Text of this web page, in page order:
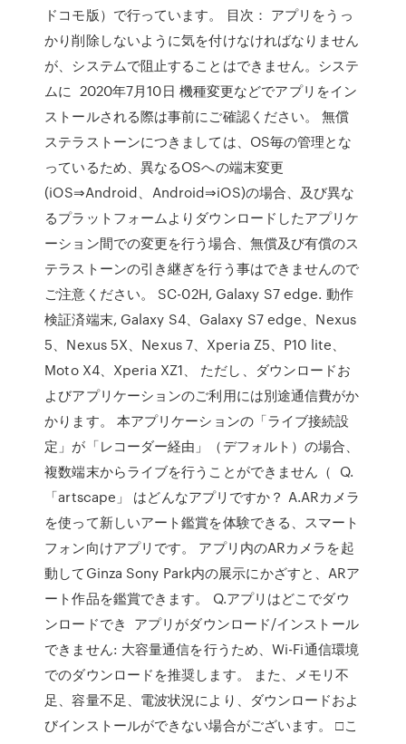
ドコモ版）で行っています。 目次： アプリをうっ
かり削除しないように気を付けなければなりません
が、システムで阻止することはできません。システ
ムに 2020年7月10日 機種変更などでアプリをイン
ストールされる際は事前にご確認ください。 無償
ステラストーンにつきましては、OS毎の管理とな
っているため、異なるOSへの端末変更
(iOS⇒Android、Android⇒iOS)の場合、及び異な
るプラットフォームよりダウンロードしたアプリケ
ーション間での変更を行う場合、無償及び有償のス
テラストーンの引き継ぎを行う事はできませんので
ご注意ください。 SC-02H, Galaxy S7 edge. 動作
検証済端末, Galaxy S4、Galaxy S7 edge、Nexus
5、Nexus 5X、Nexus 7、Xperia Z5、P10 lite、
Moto X4、Xperia XZ1、 ただし、ダウンロードお
よびアプリケーションのご利用には別途通信費がか
かります。 本アプリケーションの「ライブ接続設
定」が「レコーダー経由」（デフォルト）の場合、
複数端末からライブを行うことができません（ Q.
「artscape」 はどんなアプリですか？ A.ARカメラ
を使って新しいアート鑑賞を体験できる、スマート
フォン向けアプリです。 アプリ内のARカメラを起
動してGinza Sony Park内の展示にかざすと、ARア
ート作品を鑑賞できます。 Q.アプリはどこでダウ
ンロードでき アプリがダウンロード/インストール
できません: 大容量通信を行うため、Wi-Fi通信環境
でのダウンロードを推奨します。 また、メモリ不
足、容量不足、電波状況により、ダウンロードおよ
びインストールができない場合がございます。 □こ